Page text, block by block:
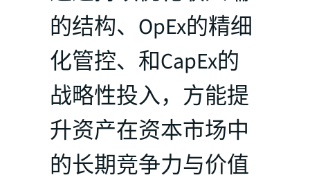
的结构、OpEx的精细
化管控、和CapEx的
战略性投入，方能提
升资产在资本市场中
的长期竞争力与价值